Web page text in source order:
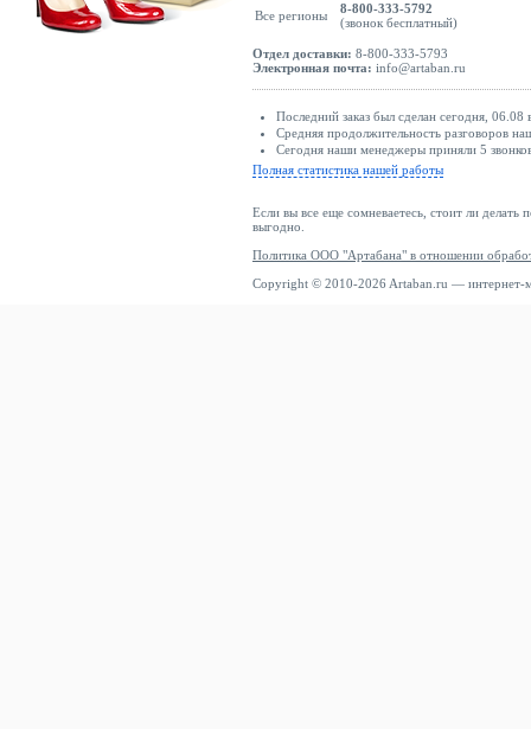
Все регионы
8-800-333-5792
(звонок бесплатный)
Отдел доставки: 8-800-333-5793
Электронная почта: info@artaban.ru
Последний заказ был сделан сегодня,
Средняя продолжительность разговоров
Сегодня наши менеджеры приняли 5
Полная статистика нашей работы
Если вы все еще сомневаетесь, стоит ли делать
выгодно.
Политика ООО "Артабана" в отношении
Copyright © 2010-2026 Artaban.ru — интернет-